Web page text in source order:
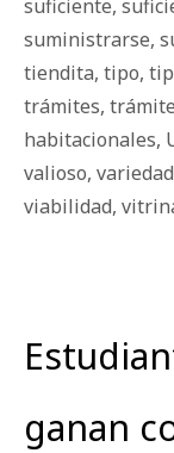
suficiente,
suministrarse,
tiendita, tipo,
trámites,
habitacionales,
valioso, variedad
viabilidad,
ganan